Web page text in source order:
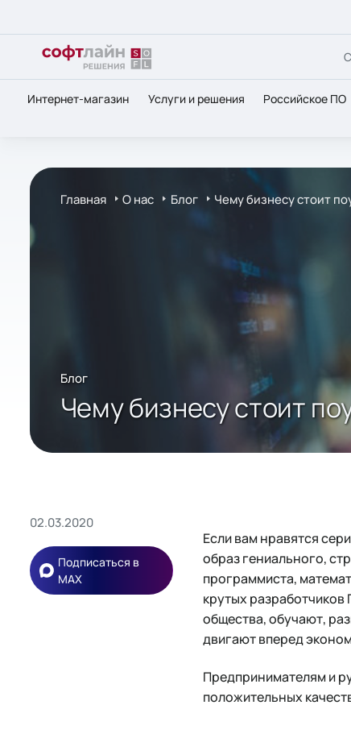
Интернет-магазин Услуги и решения Российское ПО
Главная О нас Блог Чему бизнесу стоит
Блог
Чему бизнесу стоит
02.03.2020
Подписаться в
MAX
Если вам нравятся
образ гениального,
программиста,
крутых
общества, обучают,
двигают вперед
Предпринимателям и
положительных